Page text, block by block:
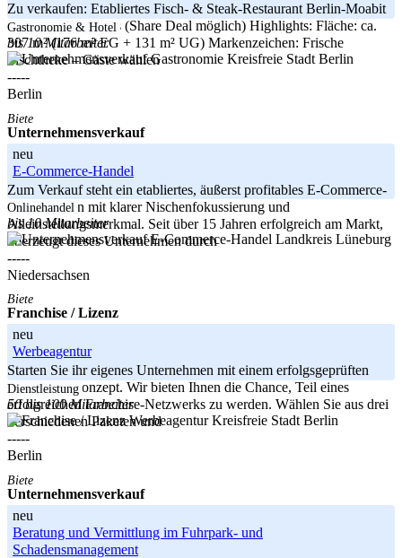
Zu verkaufen: Etabliertes Fisch- & Steak-Restaurant Berlin-Moabit
– Running Business (Share Deal möglich) Highlights: Fläche: ca.
307 m² (176 m² EG + 131 m² UG) Markenzeichen: Frische
Fischtheke – Gäste wählen
-----
Berlin
Gastronomie & Hotel
bis 10 Mitarbeiter
Kreisfreie Stadt Berlin
Biete
Unternehmensverkauf
neu
E-Commerce-Handel
Zum Verkauf steht ein etabliertes, äußerst profitables E-Commerce-
Unternehmen mit klarer Nischenfokussierung und
Alleinstellungsmerkmal. Seit über 15 Jahren erfolgreich am Markt,
überzeugt dieses Unternehmen durch
-----
Niedersachsen
Onlinehandel
bis 10 Mitarbeiter
Landkreis Lüneburg
Biete
Franchise / Lizenz
neu
Werbeagentur
Starten Sie ihr eigenes Unternehmen mit einem erfolgsgeprüften
Fran-chise-Konzept. Wir bieten Ihnen die Chance, Teil eines
erfolgreichen Franchise-Netzwerks zu werden. Wählen Sie aus drei
verschiedenen Paketen und
-----
Berlin
Dienstleistung
50 bis 100 Mitarbeiter
Kreisfreie Stadt Berlin
Biete
Unternehmensverkauf
neu
Beratung und Vermittlung im Fuhrpark- und
Schadensmanagement